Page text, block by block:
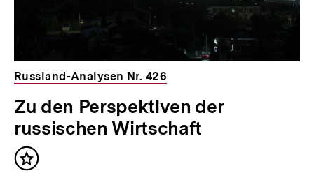
Russland-Analysen Nr. 426
Zu den Perspektiven der
russischen Wirtschaft
Inhalt